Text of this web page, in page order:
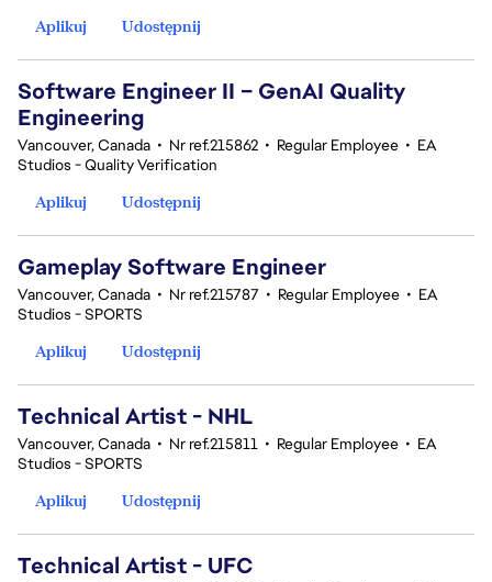
Aplikuj
Udostępnij
Software Engineer II – GenAI Quality
Engineering
Vancouver, Canada • Nr ref.215862 • Regular Employee • EA
Studios - Quality Verification
Aplikuj
Udostępnij
Gameplay Software Engineer
Vancouver, Canada • Nr ref.215787 • Regular Employee • EA
Studios - SPORTS
Aplikuj
Udostępnij
Technical Artist - NHL
Vancouver, Canada • Nr ref.215811 • Regular Employee • EA
Studios - SPORTS
Aplikuj
Udostępnij
Technical Artist - UFC